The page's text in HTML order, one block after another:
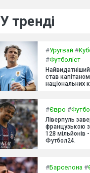
У тренді
#Уругвай #
#Футболіст
став
національних
#Євро #
Ліверпуль
французькою
128 мільйонів
Футбол24.
#Барселона #